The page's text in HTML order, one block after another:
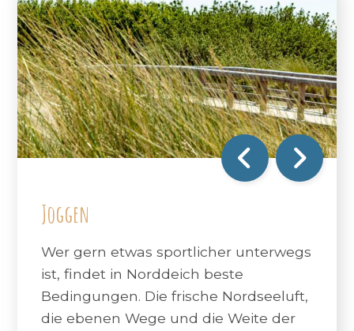
Joggen
Wer gern etwas sportlicher unterwegs
ist, findet in Norddeich beste
Bedingungen. Die frische Nordseeluft,
die ebenen Wege und die Weite der